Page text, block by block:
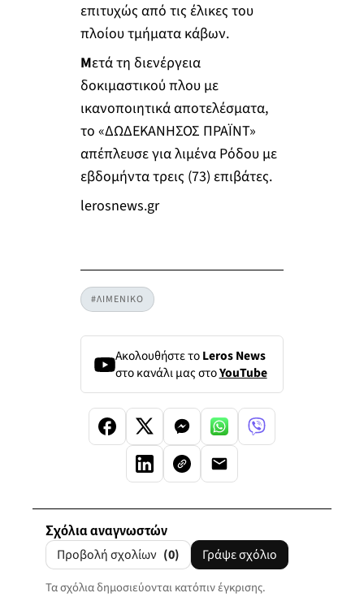
επιτυχώς από τις έλικες του
πλοίου τμήματα κάβων.
Μετά τη διενέργεια
δοκιμαστικού πλου με
ικανοποιητικά αποτελέσματα,
το «ΔΩΔΕΚΑΝΗΣΟΣ ΠΡΑΪΝΤ»
απέπλευσε για λιμένα Ρόδου με
εβδομήντα τρεις (73) επιβάτες.
lerosnews.gr
#ΛΙΜΕΝΙΚΟ
Ακολουθήστε τοLeros News
στο κανάλι μας στοYouTube
Σχόλια αναγνωστών
Προβολή σχολίων (0) Γράψε σχόλιο
Τα σχόλια δημοσιεύονται κατόπιν έγκρισης.